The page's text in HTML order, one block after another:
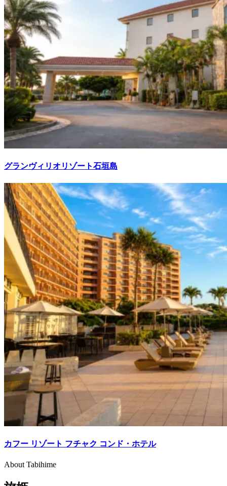
グランヴィリオリゾート石垣島
カフー リゾート フチャク コンド・ホテル
About Tabihime